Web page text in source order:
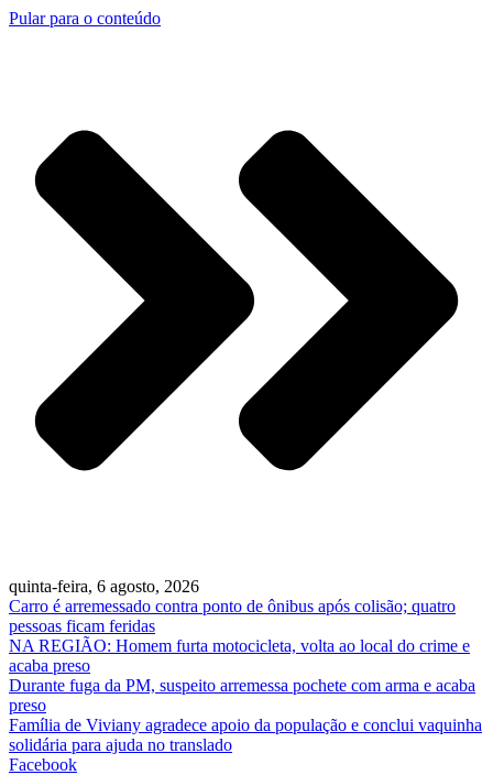
Pular para o conteúdo
quinta-feira, 6 agosto, 2026
Carro é arremessado contra ponto de ônibus após colisão; quatro
pessoas ficam feridas
NA REGIÃO: Homem furta motocicleta, volta ao local do crime e
acaba preso
Durante fuga da PM, suspeito arremessa pochete com arma e acaba
preso
Família de Viviany agradece apoio da população e conclui vaquinha
solidária para ajuda no translado
Facebook